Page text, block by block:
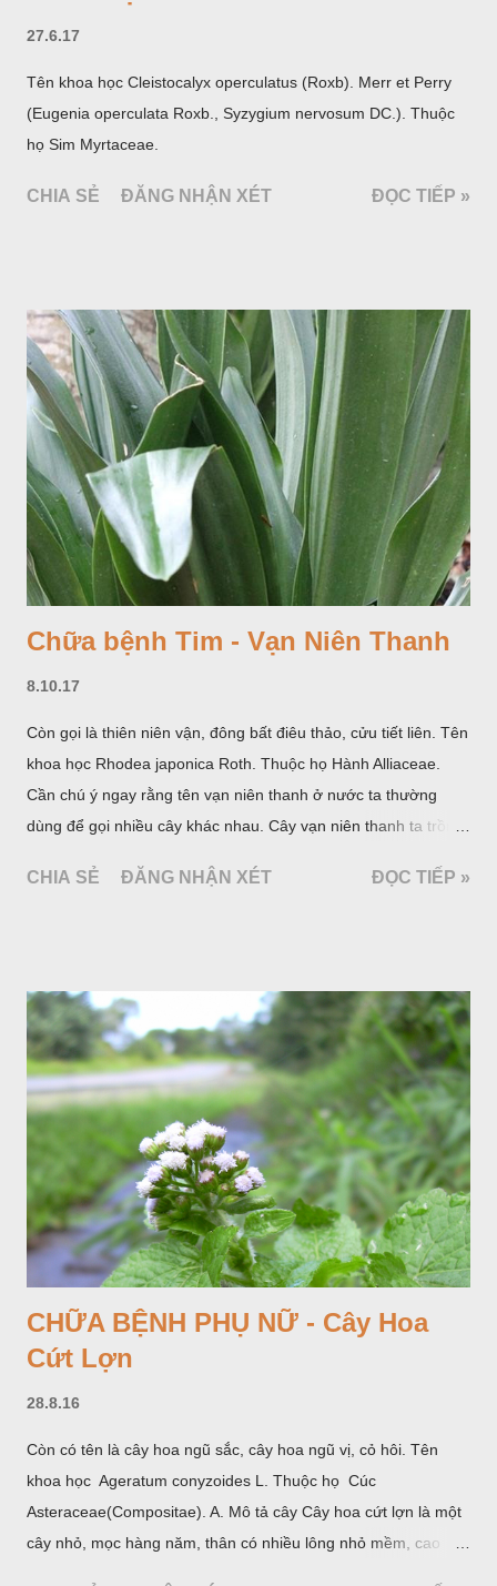
27.6.17
Tên khoa học Cleistocalyx operculatus (Roxb). Merr et Perry
(Eugenia operculata Roxb., Syzygium nervosum DC.). Thuộc
họ Sim Myrtaceae.
CHIA SẺ ĐĂNG NHẬN XÉT ĐỌC TIẾP »
Chữa bệnh Tim - Vạn Niên Thanh
8.10.17
Còn gọi là thiên niên vận, đông bất điêu thảo, cửu tiết liên. Tên
khoa học Rhodea japonica Roth. Thuộc họ Hành Alliaceae.
Cần chú ý ngay rằng tên vạn niên thanh ở nước ta thường
dùng để gọi nhiều cây khác nhau. Cây vạn niên thanh ta trồng
Araceae. Còn cây vạn niên thanh giới thiệu ở đây thuộc họ
CHIA SẺ ĐĂNG NHẬN XÉT ĐỌC TIẾP »
CHỮA BỆNH PHỤ NỮ - Cây Hoa
Cứt Lợn
28.8.16
Còn có tên là cây hoa ngũ sắc, cây hoa ngũ vị, cỏ hôi. Tên
khoa học Ageratum conyzoides L. Thuộc họ Cúc
Asteraceae(Compositae). A. Mô tả cây Cây hoa cứt lợn là một
cây nhỏ, mọc hàng năm, thân có nhiều lông nhỏ mềm, cao